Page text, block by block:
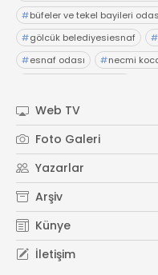
#büfeler ve tekel bayileri
#gölcük belediyesiesnaf #
#esnaf odası #necmi
Web TV
Foto Galeri
Yazarlar
Arşiv
Künye
İletişim